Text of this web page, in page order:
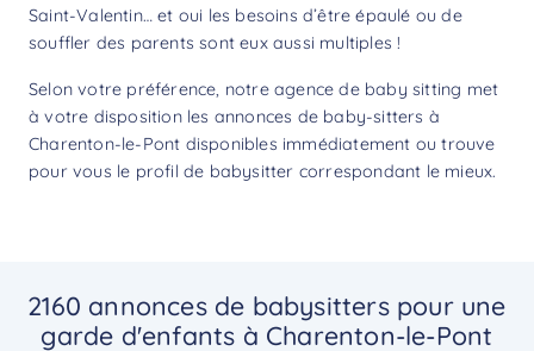
Saint-Valentin… et oui les besoins d’être épaulé ou de
souffler des parents sont eux aussi multiples !
Selon votre préférence, notre agence de baby sitting met
à votre disposition les annonces de baby-sitters à
Charenton-le-Pont disponibles immédiatement ou trouve
pour vous le profil de babysitter correspondant le mieux.
2160 annonces de babysitters pour une
garde d'enfants à Charenton-le-Pont